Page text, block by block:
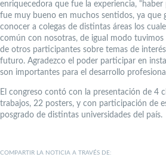
enriquecedora que fue la experiencia,
fue muy bueno en muchos sentidos, ya que
conocer a colegas de distintas áreas los
común con nosotras, de igual modo
de otros participantes sobre temas de
futuro. Agradezco el poder participar en
son importantes para el desarrollo
El congreso contó con la presentación de 4
trabajos, 22 posters, y con participación de
posgrado de distintas universidades del país.
COMPARTIR LA NOTICIA A TRAVÉS DE: